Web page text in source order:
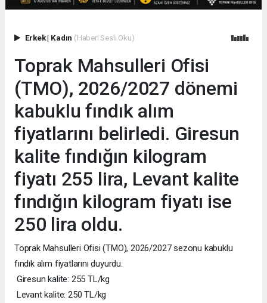
Erkek| Kadın (Haberi Sesli Oku)
Toprak Mahsulleri Ofisi
(TMO), 2026/2027 dönemi
kabuklu fındık alım
fiyatlarını belirledi. Giresun
kalite fındığın kilogram
fiyatı 255 lira, Levant kalite
fındığın kilogram fiyatı ise
250 lira oldu.
Toprak Mahsulleri Ofisi (TMO), 2026/2027 sezonu kabuklu
fındık alım fiyatlarını duyurdu.
Giresun kalite: 255 TL/kg
Levant kalite: 250 TL/kg